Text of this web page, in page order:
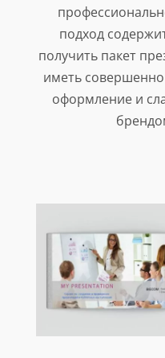
подход
получить пакет
иметь совершенно
оформление и